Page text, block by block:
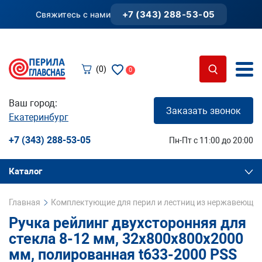
Свяжитесь с нами +7 (343) 288-53-05
(0) 0
Ваш город:
Екатеринбург
Заказать звонок
+7 (343) 288-53-05 Пн-Пт с 11:00 до 20:00
Каталог
Главная Комплектующие для перил и лестниц из
Ручка рейлинг двухсторонняя для
стекла 8-12 мм, 32х800х800х2000
мм, полированная t633-2000 PSS